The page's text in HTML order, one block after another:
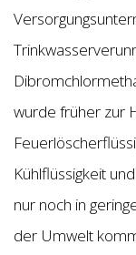
wurde früher zur
Kühlflüssigkeit
nur noch in
der Umwelt